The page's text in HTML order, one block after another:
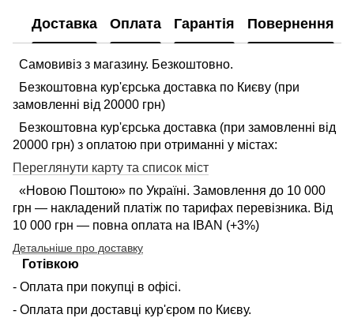
Доставка Оплата Гарантія Повернення
Самовивіз з магазину. Безкоштовно.
Безкоштовна кур'єрська доставка по Києву (при
замовленні від 20000 грн)
Безкоштовна кур'єрська доставка (при замовленні від
20000 грн) з оплатою при отриманні у містах:
Переглянути карту та список міст
«Новою Поштою» по Україні. Замовлення до 10 000
грн — накладений платіж по тарифах перевізника. Від
10 000 грн — повна оплата на IBAN (+3%)
Детальніше про доставку
Готівкою
- Оплата при покупці в офісі.
- Оплата при доставці кур'єром по Києву.